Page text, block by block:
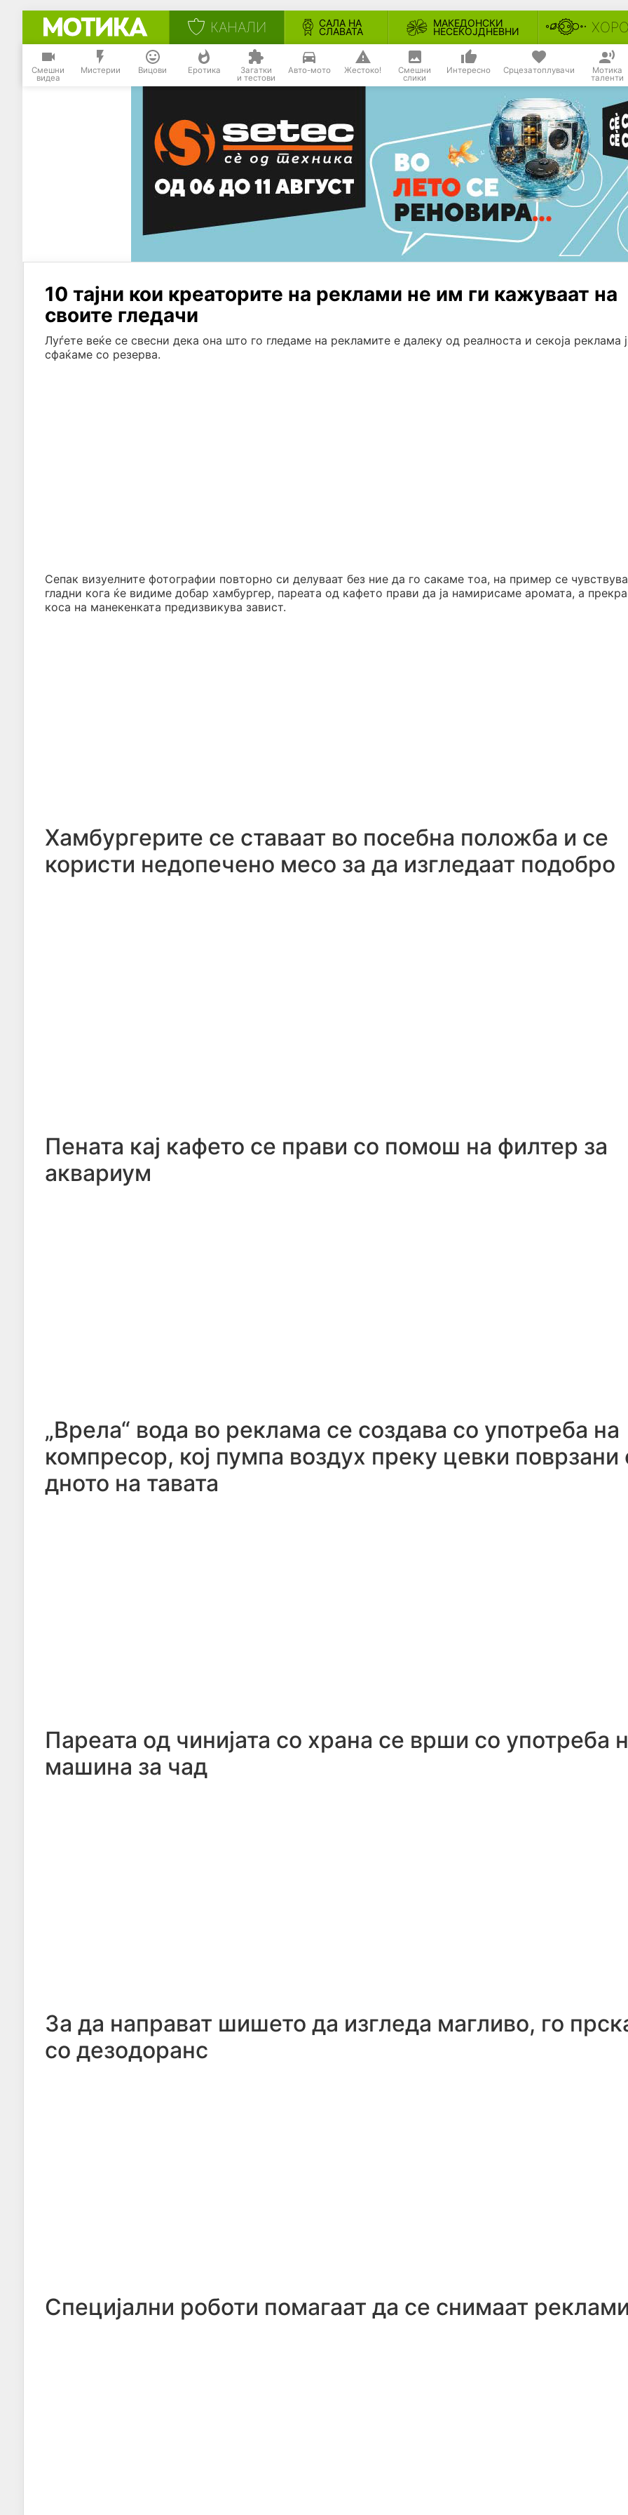
КАНАЛИ САЛА НА
СЛАВАТА
МАКЕДОНСКИ
НЕСЕКОЈДНЕВНИ
Смешни
видеа
Мистерии Вицови Еротика Загатки
и тестови
Авто-мото Жестоко! Смешни
слики
Интересно Срцезатоплувачи Мотика
таленти
10 тајни кои креаторите на реклами не им ги кажуваат на
своите гледачи
Луѓете веќе се свесни дека она што го гледаме на рекламите е далеку од реалноста и секоја реклама
сфаќаме со резерва.
Сепак визуелните фотографии повторно си делуваат без ние да го сакаме тоа, на пример се
гладни кога ќе видиме добар хамбургер, пареата од кафето прави да ја намирисаме аромата, а
коса на манекенката предизвикува завист.
Хамбургерите се ставаат во посебна положба и се
користи недопечено месо за да изгледаат подобро
Пената кај кафето се прави со помош на филтер за
аквариум
„Врела“ вода во реклама се создава со употреба на
компресор, кој пумпа воздух преку цевки поврзани
дното на тавата
Пареата од чинијата со храна се врши со употреба
машина за чад
За да направат шишето да изгледа магливо, го
со дезодоранс
Специјални роботи помагаат да се снимаат